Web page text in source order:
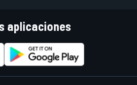
aplicaciones